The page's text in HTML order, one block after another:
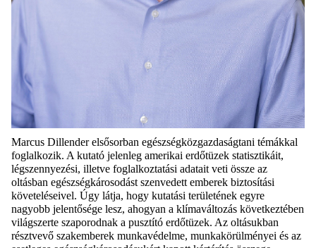
Marcus Dillender elsősorban egészségközgazdaságtani témákkal
foglalkozik. A kutató jelenleg amerikai erdőtüzek statisztikáit,
légszennyezési, illetve foglalkoztatási adatait veti össze az
oltásban egészségkárosodást szenvedett emberek biztosítási
követeléseivel. Úgy látja, hogy kutatási területének egyre
nagyobb jelentősége lesz, ahogyan a klímaváltozás következtében
világszerte szaporodnak a pusztító erdőtüzek. Az oltásukban
résztvevő szakemberek munkavédelme, munkakörülményei és az